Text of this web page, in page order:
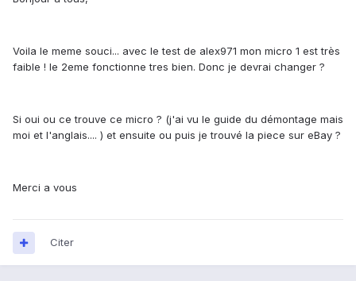
Voila le meme souci... avec le test de alex971 mon micro 1 est très
faible ! le 2eme fonctionne tres bien. Donc je devrai changer ?
Si oui ou ce trouve ce micro ? (j'ai vu le guide du démontage mais
moi et l'anglais.... ) et ensuite ou puis je trouvé la piece sur eBay ?
Merci a vous
Citer